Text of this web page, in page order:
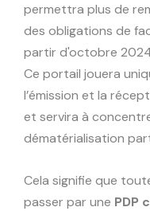
permettra plus de
des obligations de
partir d'octobre
Ce portail jouera
l’émission et la
et servira à
dématérialisation
Cela signifie que
passer par une PDP